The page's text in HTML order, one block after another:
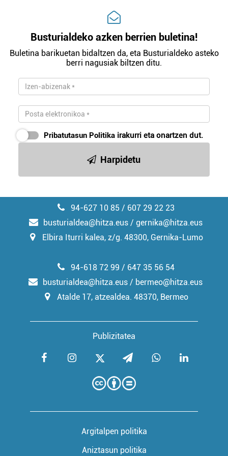
Busturialdeko azken berrien buletina!
Buletina barikuetan bidaltzen da, eta Busturialdeko asteko
berri nagusiak biltzen ditu.
Pribatutasun Politika irakurri eta onartzen dut.
Harpidetu
94-627 10 85 / 607 29 22 23
busturialdea@hitza.eus / gernika@hitza.eus
Elbira Iturri kalea, z/g. 48300, Gernika-Lumo
Publizitatea
94-618 72 99 / 647 35 56 54
busturialdea@hitza.eus / bermeo@hitza.eus
Atalde 17, atzealdea. 48370, Bermeo
Argitalpen politika
Aniztasun politika